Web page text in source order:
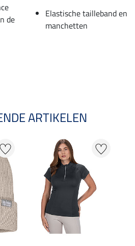
de
Elastische tailleband en
manchetten
ARTIKELEN